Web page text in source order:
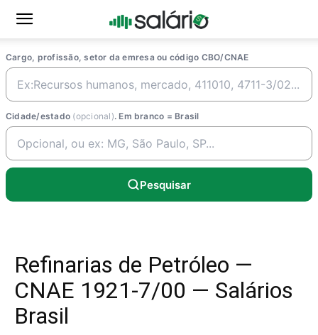
Cargo, profissão, setor da emresa ou código CBO/CNAE
Cidade/estado (opcional). Em branco = Brasil
Pesquisar
Refinarias de Petróleo —
CNAE 1921-7/00 — Salários
Brasil